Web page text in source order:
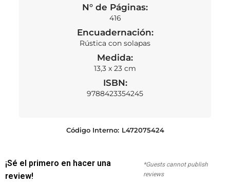
N° de Páginas:
416
Encuadernación:
Rústica con solapas
Medida:
13,3 x 23 cm
ISBN:
9788423354245
Código Interno: L472075424
¡Sé el primero en hacer una
review!
*Guests cannot publish
reviews